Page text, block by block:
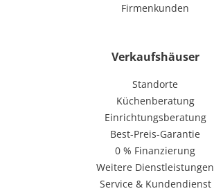
Firmenkunden
Verkaufshäuser
Standorte
Küchenberatung
Einrichtungsberatung
Best-Preis-Garantie
0 % Finanzierung
Weitere Dienstleistungen
Service & Kundendienst